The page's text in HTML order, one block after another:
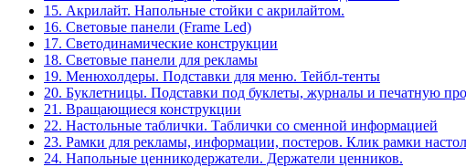
15. Акрилайт. Напольные стойки с акрилайтом.
16. Световые панели (Frame Led)
17. Светодинамические конструкции
18. Световые панели для рекламы
19. Менюхолдеры. Подставки для меню. Тейбл-тенты
20. Буклетницы. Подставки под буклеты, журналы и печатную
21. Вращающиеся конструкции
22. Настольные таблички. Таблички со сменной информацией
23. Рамки для рекламы, информации, постеров. Клик рамки
24. Напольные ценникодержатели. Держатели ценников.